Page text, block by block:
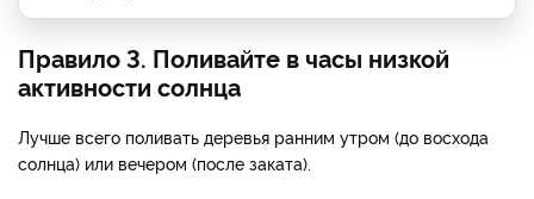
Правило 3. Поливайте в часы низкой
активности солнца
Лучше всего поливать деревья ранним утром (до восхода
солнца) или вечером (после заката).